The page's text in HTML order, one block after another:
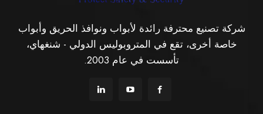
شركة تصنيع محترفة رائدة لأبواب ونوافذ الحريق وأبواب
خاصة أخرى، تقع في المتروبوليس الدولي - شنغهاي،
تأسست في عام 2003.